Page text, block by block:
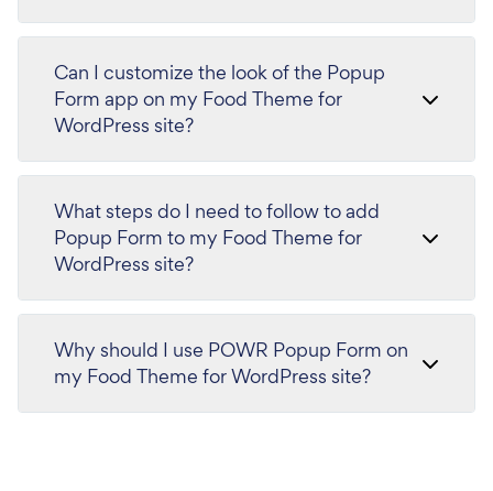
Can I customize the look of the Popup
Form app on my Food Theme for
WordPress site?
What steps do I need to follow to add
Popup Form to my Food Theme for
WordPress site?
Why should I use POWR Popup Form on
my Food Theme for WordPress site?